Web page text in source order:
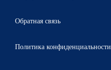
Обратная связь
Политика конфиденциальности